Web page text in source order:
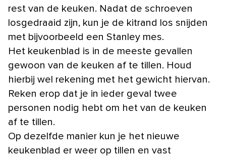
rest van de keuken. Nadat de schroeven
losgedraaid zijn, kun je de kitrand los snijden
met bijvoorbeeld een Stanley mes.
Het keukenblad is in de meeste gevallen
gewoon van de keuken af te tillen. Houd
hierbij wel rekening met het gewicht hiervan.
Reken erop dat je in ieder geval twee
personen nodig hebt om het van de keuken
af te tillen.
Op dezelfde manier kun je het nieuwe
keukenblad er weer op tillen en vast